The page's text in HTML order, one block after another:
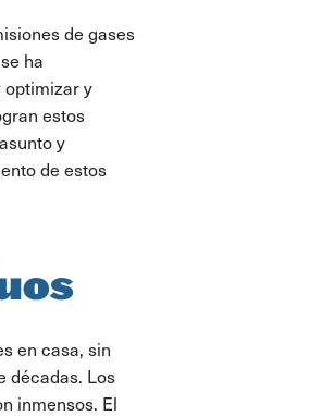
de gases
ha
optimizar y
estos
y
de estos
en casa, sin
décadas. Los
inmensos. El